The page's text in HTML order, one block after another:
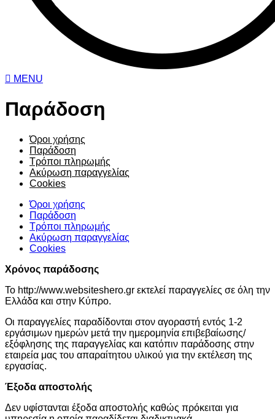
MENU
Παράδοση
Όροι χρήσης
Παράδοση
Τρόποι πληρωμής
Ακύρωση παραγγελίας
Cookies
Όροι χρήσης
Παράδοση
Τρόποι πληρωμής
Ακύρωση παραγγελίας
Cookies
Xρόνος παράδοσης
Το http://www.websiteshero.gr εκτελεί παραγγελίες σε όλη την
Ελλάδα και στην Κύπρο.
Οι παραγγελίες παραδίδονται στον αγοραστή εντός 1-2
εργάσιμων ημερών μετά την ημερομηνία επιβεβαίωσης/
εξόφλησης της παραγγελίας και κατόπιν παράδοσης στην
εταιρεία μας του απαραίτητου υλικού για την εκτέλεση της
εργασίας.
Έξοδα αποστολής
Δεν υφίστανται έξοδα αποστολής καθώς πρόκειται για